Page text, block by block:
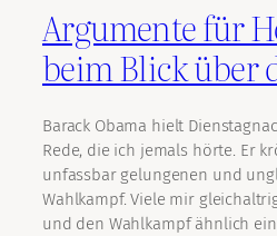
Argumente für
beim Blick über
Barack Obama hielt
Rede, die ich jemals hörte. Er
unfassbar gelungenen und
Wahlkampf. Viele mir
und den Wahlkampf ähnlich